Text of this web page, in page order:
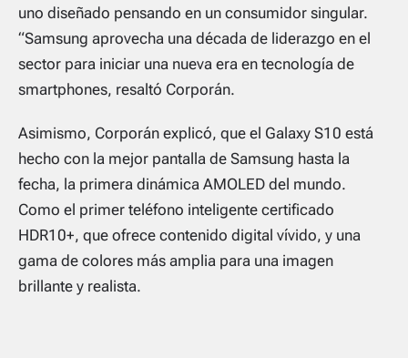
uno diseñado pensando en un consumidor singular.
“Samsung aprovecha una década de liderazgo en el
sector para iniciar una nueva era en tecnología de
smartphones, resaltó Corporán.
Asimismo, Corporán explicó, que el Galaxy S10 está
hecho con la mejor pantalla de Samsung hasta la
fecha, la primera dinámica AMOLED del mundo.
Como el primer teléfono inteligente certificado
HDR10+, que ofrece contenido digital vívido, y una
gama de colores más amplia para una imagen
brillante y realista.